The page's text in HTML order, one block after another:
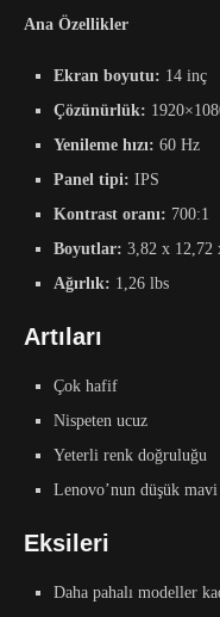
Ana Özellikler
Ekran boyutu: 14 inç
Çözünürlük:
Yenileme hızı: 60 Hz
Panel tipi: IPS
Kontrast oranı: 700:1
Boyutlar: 3,82 x 12,72
Ağırlık: 1,26 lbs
Artıları
Çok hafif
Nispeten ucuz
Yeterli renk doğruluğu
Lenovo’nun düşük
Eksileri
Daha pahalı modeller